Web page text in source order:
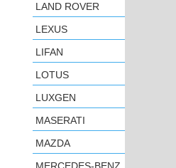
LAND ROVER
LEXUS
LIFAN
LOTUS
LUXGEN
MASERATI
MAZDA